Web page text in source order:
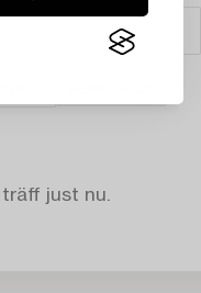
just nu.